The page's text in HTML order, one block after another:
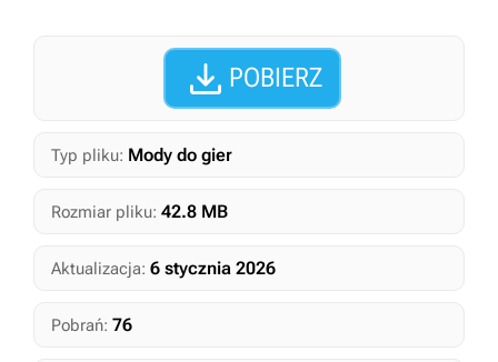
 POBIERZ
Typ pliku: Mody do gier
Rozmiar pliku: 42.8 MB
Aktualizacja: 6 stycznia 2026
Pobrań: 76